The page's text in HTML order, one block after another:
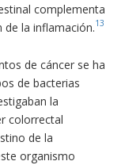
complementa
de la inflamación.13
de cáncer se ha
de bacterias
la
colorrectal
de la
organismo